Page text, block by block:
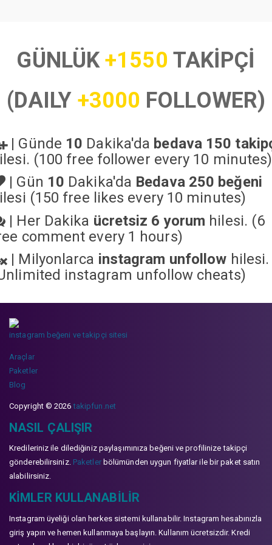
GÜNLÜK+1550 TAKİPÇİ
(DAILY +3000 FOLLOWER)
| Günde 10 Dakika'da bedava 150
(100 free follower every 10 minutes)
| Gün 10 Dakika'da Bedava 250 beğeni
(150 free likes every 10 minutes)
| Her Dakika ücretsiz 6 yorum hilesi. (6
comment every 1 hours)
| Milyonlarca instagram unfollow hilesi.
instagram unfollow cheats)
instagram beğeni ve takipçi sitesi
Araçlar
Paketler
Blog
Copyright © 2026takipfun.net
NASIL ÇALIŞIR
Kredileriniz ile dilediğiniz paylaşımınıza beğeni ve profilinize takipçi
gönderebilirsiniz. Paketlerbölümünden uygun fiyatlar ile bir paket satın
alabilirsiniz.
KIMLER KULLANABILIR
Instagram üyeliği olan herkes sistemi kullanabilir. Instagram hesabınızla
giriş yapın ve hemen kullanmaya başlayın. Kullanım ücretsizdir. Kredi